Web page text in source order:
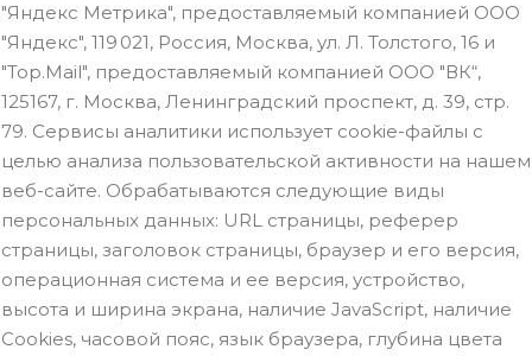
"Яндекс Метрика", предоставляемый компанией ООО
"Яндекс", 119 021, Россия, Москва, ул. Л. Толстого, 16 и
"Top.Mail", предоставляемый компанией ООО "ВК“,
125167, г. Москва, Ленинградский проспект, д. 39, стр.
79. Сервисы аналитики использует cookie-файлы с
целью анализа пользовательской активности на нашем
веб-сайте. Обрабатываются следующие виды
персональных данных: URL страницы, реферер
страницы, заголовок страницы, браузер и его версия,
операционная система и ее версия, устройство,
высота и ширина экрана, наличие JavaScript, наличие
Cookies, часовой пояс, язык браузера, глубина цвета